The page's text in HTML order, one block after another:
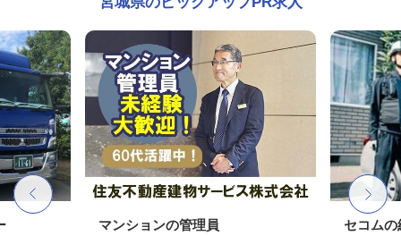
マンションの管理員 セコムの